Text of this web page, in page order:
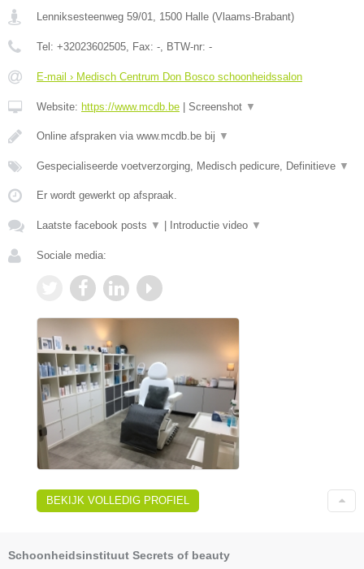
Lenniksesteenweg 59/01, 1500 Halle (Vlaams-Brabant)
Tel: +32023602505, Fax: -, BTW-nr: -
E-mail › Medisch Centrum Don Bosco schoonheidssalon
Website: https://www.mcdb.be Screenshot ▼
Online afspraken via www.mcdb.be bij ▼
Gespecialiseerde voetverzorging, Medisch pedicure, Definitieve ▼
Er wordt gewerkt op afspraak.
Laatste facebook posts ▼ Introductie video ▼
Sociale media:
BEKIJK VOLLEDIG PROFIEL
Schoonheidsinstituut Secrets of beauty